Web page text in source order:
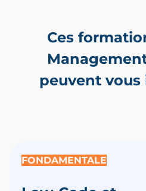
Ces
peuvent vous
FONDAMENTALE